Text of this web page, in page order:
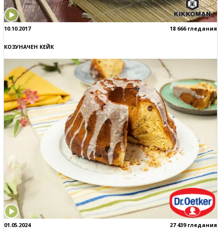
10.10.2017 18 666 гледания
КОЗУНАЧЕН КЕЙК
01.05.2024 27 439 гледания